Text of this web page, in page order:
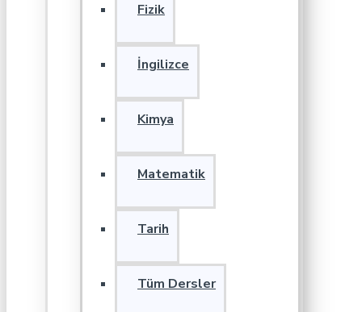
Fizik
İngilizce
Kimya
Matematik
Tarih
Tüm Dersler